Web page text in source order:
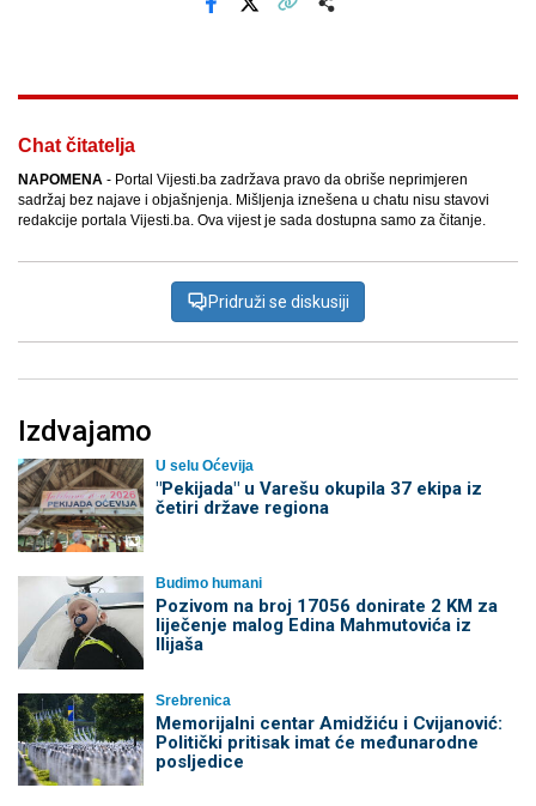
Chat čitatelja
NAPOMENA - Portal Vijesti.ba zadržava pravo da obriše neprimjeren
sadržaj bez najave i objašnjenja. Mišljenja iznešena u chatu nisu stavovi
redakcije portala Vijesti.ba. Ova vijest je sada dostupna samo za čitanje.
Pridruži se diskusiji
Izdvajamo
U selu Oćevija
"Pekijada" u Varešu okupila 37 ekipa iz
četiri države regiona
Budimo humani
Pozivom na broj 17056 donirate 2 KM za
liječenje malog Edina Mahmutovića iz
Ilijaša
Srebrenica
Memorijalni centar Amidžiću i Cvijanović:
Politički pritisak imat će međunarodne
posljedice